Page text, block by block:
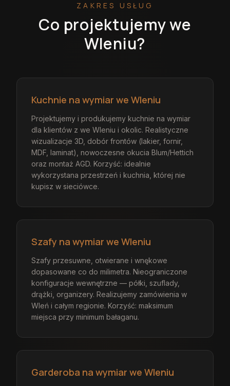
ZAKRES USŁUG
Co projektujemywe
Wleniu?
Kuchnie na wymiar we Wleniu
Projektujemy i produkujemy kuchnie na wymiar
dla klientów z we Wleniu i okolic. Realistyczne
wizualizacje 3D, dobór frontów (lakier, fornir,
MDF, laminat), nowoczesne okucia Blum/Hettich
oraz montaż AGD. Korzyść: idealnie
wykorzystana przestrzeń i kuchnia, której nie
kupisz w sieciówce.
Szafy na wymiar we Wleniu
Szafy przesuwne, otwierane i wnękowe
dopasowane co do milimetra. Nieograniczone
konfiguracje wewnętrzne — półki, szuflady,
drążki, organizery. Realizujemy zamówienia w
Wleń i całym regionie. Korzyść: maksimum
miejsca przy minimum bałaganu.
Garderoba na wymiar we Wleniu